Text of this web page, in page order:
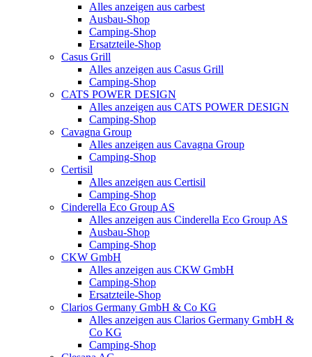
Alles anzeigen aus carbest
Ausbau-Shop
Camping-Shop
Ersatzteile-Shop
Casus Grill
Alles anzeigen aus Casus Grill
Camping-Shop
CATS POWER DESIGN
Alles anzeigen aus CATS POWER DESIGN
Camping-Shop
Cavagna Group
Alles anzeigen aus Cavagna Group
Camping-Shop
Certisil
Alles anzeigen aus Certisil
Camping-Shop
Cinderella Eco Group AS
Alles anzeigen aus Cinderella Eco Group AS
Ausbau-Shop
Camping-Shop
CKW GmbH
Alles anzeigen aus CKW GmbH
Camping-Shop
Ersatzteile-Shop
Clarios Germany GmbH & Co KG
Alles anzeigen aus Clarios Germany GmbH &
Co KG
Camping-Shop